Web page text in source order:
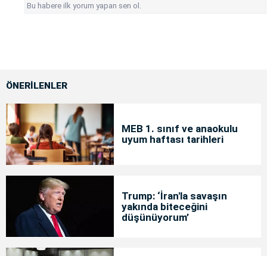
Bu habere ilk yorum yapan sen ol.
ÖNERİLENLER
MEB 1. sınıf ve anaokulu
uyum haftası tarihleri
Trump: ‘İran'la savaşın
yakında biteceğini
düşünüyorum’